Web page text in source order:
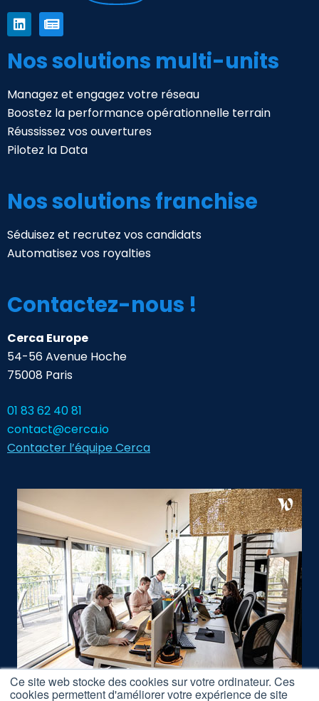
Ce site web stocke des cookies sur votre ordinateur. Ces
cookies permettent d'améliorer votre expérience de site
Nos solutions multi-units
Managez et engagez votre réseau
Boostez la performance opérationnelle terrain
Réussissez vos ouvertures
Pilotez la Data
Nos solutions franchise
Séduisez et recrutez vos candidats
Automatisez vos royalties
Contactez-nous !
Cerca Europe
54-56 Avenue Hoche
75008 Paris
01 83 62 40 81
contact@cerca.io
Contacter l’équipe Cerca